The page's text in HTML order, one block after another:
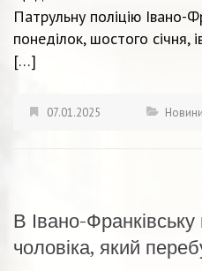
Патрульну поліцію Івано-
понеділок, шостого січня,
[…]
07.01.2025 Новини
В Івано-
чоловіка, який